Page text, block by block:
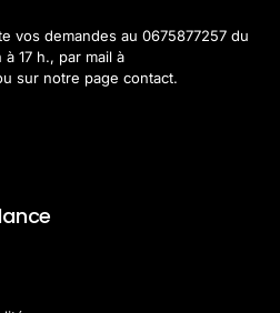
vos demandes au 0675877257 du
17 h., par mail à
sur notre page contact.